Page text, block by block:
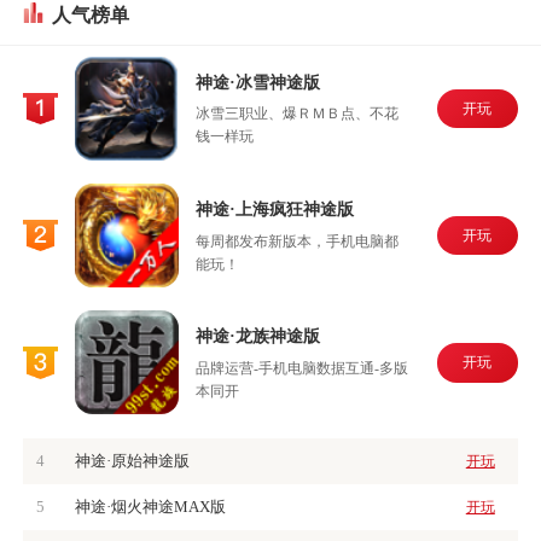
人气榜单
神途·冰雪神途版
冰雪三职业、爆ＲＭＢ点、不花
钱一样玩
开玩
神途·上海疯狂神途版
每周都发布新版本，手机电脑都
能玩！
开玩
神途·龙族神途版
品牌运营-手机电脑数据互通-多版
本同开
开玩
4 神途·原始神途版 开玩
5 神途·烟火神途MAX版 开玩